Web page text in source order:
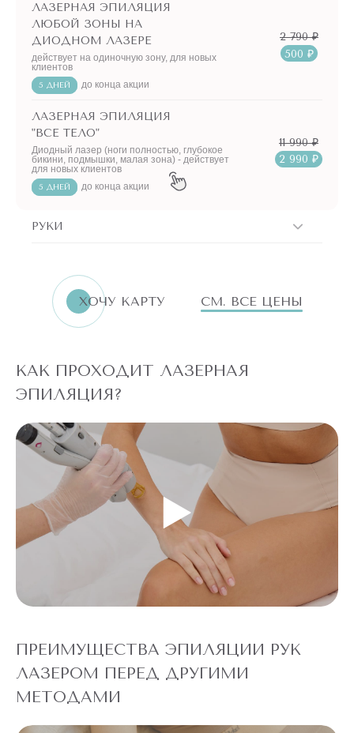
ЛАЗЕРНАЯ ЭПИЛЯЦИЯ
ЛЮБОЙ ЗОНЫ НА
ДИОДНОМ ЛАЗЕРЕ
действует на одиночную зону, для новых
клиентов
5 ДНЕЙ до конца акции
2 790 ₽
500 ₽
ЛАЗЕРНАЯ ЭПИЛЯЦИЯ
"ВСЕ ТЕЛО"
Диодный лазер (ноги полностью, глубокое
бикини, подмышки, малая зона) - действует
для новых клиентов
5 ДНЕЙ до конца акции
11 990 ₽
2 990 ₽
РУКИ
ХОЧУ КАРТУ СМ. ВСЕ ЦЕНЫ
КАК ПРОХОДИТ ЛАЗЕРНАЯ
ЭПИЛЯЦИЯ?
ПРЕИМУЩЕСТВА ЭПИЛЯЦИИ РУК
ЛАЗЕРОМ ПЕРЕД ДРУГИМИ
МЕТОДАМИ